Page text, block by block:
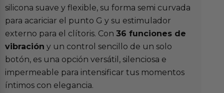
silicona suave y flexible, su forma semi curvada
para acariciar el punto G y su estimulador
externo para el clítoris. Con 36 funciones de
vibración y un control sencillo de un solo
botón, es una opción versátil, silenciosa e
impermeable para intensificar tus momentos
íntimos con elegancia.